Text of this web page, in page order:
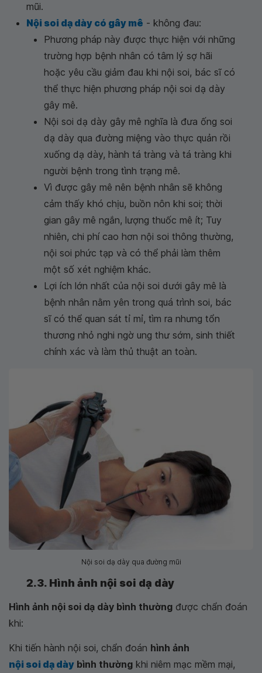
mũi.
Nội soi dạ dày có gây mê - không đau:
Phương pháp này được thực hiện với những
trường hợp bệnh nhân có tâm lý sợ hãi
hoặc yêu cầu giảm đau khi nội soi, bác sĩ có
thể thực hiện phương pháp nội soi dạ dày
gây mê.
Nội soi dạ dày gây mê nghĩa là đưa ống soi
dạ dày qua đường miệng vào thực quản rồi
xuống dạ dày, hành tá tràng và tá tràng khi
người bệnh trong tình trạng mê.
Vì được gây mê nên bệnh nhân sẽ không
cảm thấy khó chịu, buồn nôn khi soi; thời
gian gây mê ngắn, lượng thuốc mê ít; Tuy
nhiên, chi phí cao hơn nội soi thông thường,
nội soi phức tạp và có thể phải làm thêm
một số xét nghiệm khác.
Lợi ích lớn nhất của nội soi dưới gây mê là
bệnh nhân nằm yên trong quá trình soi, bác
sĩ có thể quan sát tỉ mỉ, tìm ra nhưng tổn
thương nhỏ nghi ngờ ung thư sớm, sinh thiết
chính xác và làm thủ thuật an toàn.
Nội soi dạ dày qua đường mũi
2.3. Hình ảnh nội soi dạ dày
Hình ảnh nội soi dạ dày bình thường được chẩn đoán
khi:
Khi tiến hành nội soi, chẩn đoán hình ảnh
nội soi dạ dày bình thường khi niêm mạc mềm mại,